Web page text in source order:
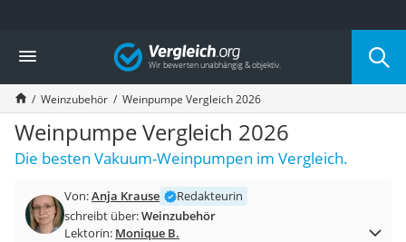
Die beliebtesten Vergleiche nach Kategorie
Haushalt
Wassersprudler
Zentralstaubsauger
Brotbackautomat
Wischroboter
Wäschespinne
Spülmaschinentabs
Akku-Staubsauger
Vergleich
Weinzubehör Weinpumpe Vergleich 2026
Weinpumpe Vergleich 2026
Die besten Vakuum-Weinpumpen im Vergleich.
Von:Anja Krause
Redakteurin
schreibt über:Weinzubehör
Lektorin: Monique B.